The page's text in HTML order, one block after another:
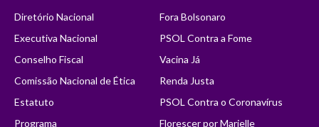
Diretório Nacional
Executiva Nacional
Conselho Fiscal
Comissão Nacional de Ética
Estatuto
Programa
Fora Bolsonaro
PSOL Contra a Fome
Vacina Já
Renda Justa
PSOL Contra o Coronavírus
Florescer por Marielle